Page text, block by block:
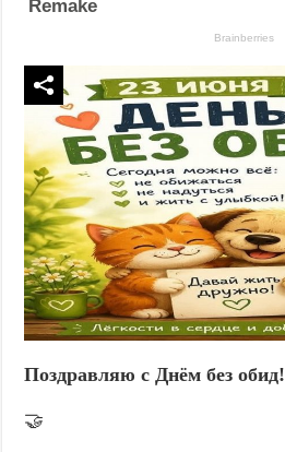
Поздравляю с Днём без обид!
🤝